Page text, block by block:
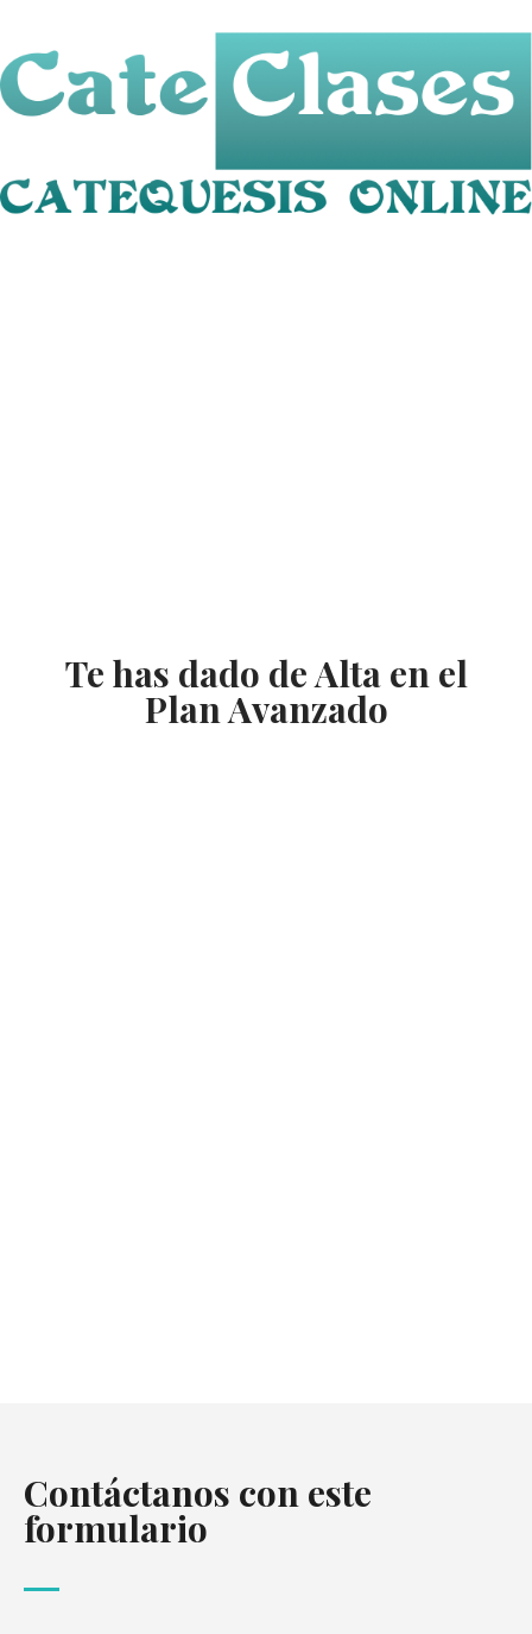
Te has dado de Alta en el
Plan Avanzado
Contáctanos con este
formulario